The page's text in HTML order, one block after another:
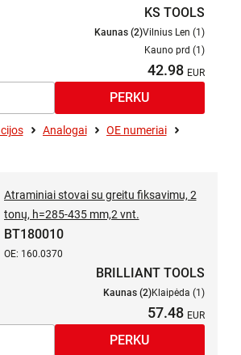
KS TOOLS
Kaunas (2)Vilnius Len (1)
Kauno prd (1)
42.98
Analogai
OE numeriai
Atraminiai stovai su greitu fiksavimu, 2
tonų, h=285-435 mm,2 vnt.
BT180010
OE: 160.0370
BRILLIANT TOOLS
Kaunas (2)Klaipėda (1)
57.48